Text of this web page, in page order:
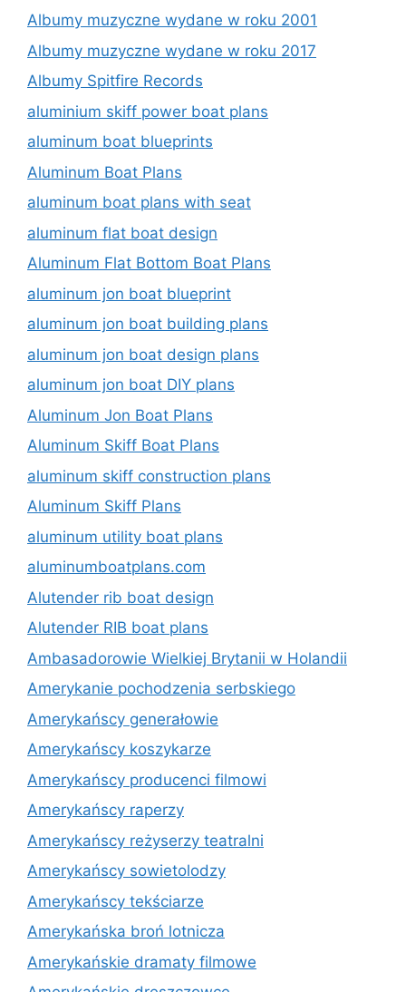
Albumy muzyczne wydane w roku 2001
Albumy muzyczne wydane w roku 2017
Albumy Spitfire Records
aluminium skiff power boat plans
aluminum boat blueprints
Aluminum Boat Plans
aluminum boat plans with seat
aluminum flat boat design
Aluminum Flat Bottom Boat Plans
aluminum jon boat blueprint
aluminum jon boat building plans
aluminum jon boat design plans
aluminum jon boat DIY plans
Aluminum Jon Boat Plans
Aluminum Skiff Boat Plans
aluminum skiff construction plans
Aluminum Skiff Plans
aluminum utility boat plans
aluminumboatplans.com
Alutender rib boat design
Alutender RIB boat plans
Ambasadorowie Wielkiej Brytanii w Holandii
Amerykanie pochodzenia serbskiego
Amerykańscy generałowie
Amerykańscy koszykarze
Amerykańscy producenci filmowi
Amerykańscy raperzy
Amerykańscy reżyserzy teatralni
Amerykańscy sowietolodzy
Amerykańscy tekściarze
Amerykańska broń lotnicza
Amerykańskie dramaty filmowe